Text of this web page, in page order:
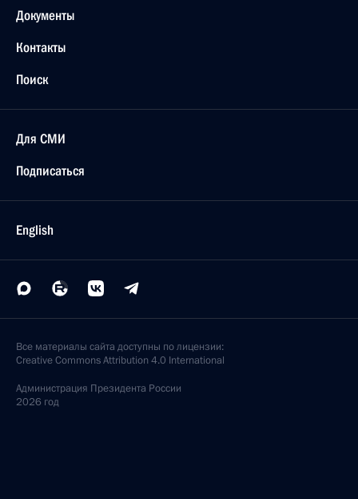
Документы
Контакты
Поиск
Для СМИ
Подписаться
English
Все материалы сайта доступны по лицензии:
Creative Commons Attribution 4.0 International
Администрация Президента России
2026 год